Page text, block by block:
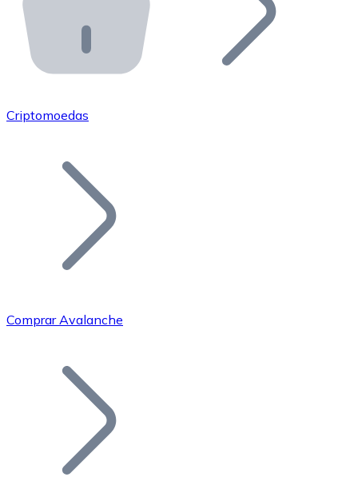
API Bitnovo
Integre nossa API no seu ecossistema.
Junte-se à nossa rede de revendedores e comercialize
Adicione o token do seu projeto ao nosso serviço de
Bitcoin
Criptomoedas
Comprar Avalanche